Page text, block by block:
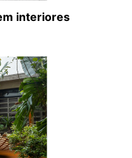
interiores